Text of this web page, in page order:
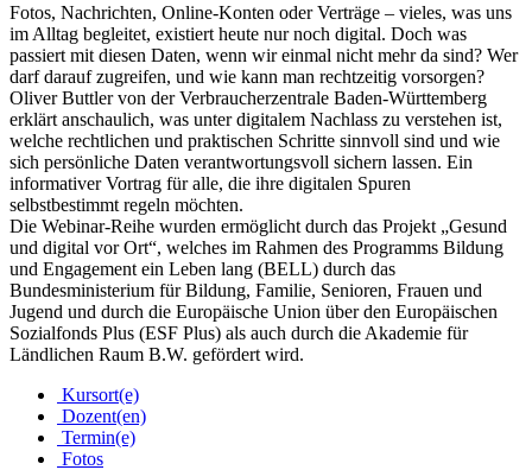
Fotos, Nachrichten, Online-Konten oder Verträge – vieles, was uns
im Alltag begleitet, existiert heute nur noch digital. Doch was
passiert mit diesen Daten, wenn wir einmal nicht mehr da sind? Wer
darf darauf zugreifen, und wie kann man rechtzeitig vorsorgen?
Oliver Buttler von der Verbraucherzentrale Baden-Württemberg
erklärt anschaulich, was unter digitalem Nachlass zu verstehen ist,
welche rechtlichen und praktischen Schritte sinnvoll sind und wie
sich persönliche Daten verantwortungsvoll sichern lassen. Ein
informativer Vortrag für alle, die ihre digitalen Spuren
selbstbestimmt regeln möchten.
Die Webinar-Reihe wurden ermöglicht durch das Projekt „Gesund
und digital vor Ort“, welches im Rahmen des Programms Bildung
und Engagement ein Leben lang (BELL) durch das
Bundesministerium für Bildung, Familie, Senioren, Frauen und
Jugend und durch die Europäische Union über den Europäischen
Sozialfonds Plus (ESF Plus) als auch durch die Akademie für
Ländlichen Raum B.W. gefördert wird.
Kursort(e)
Dozent(en)
Termin(e)
Fotos